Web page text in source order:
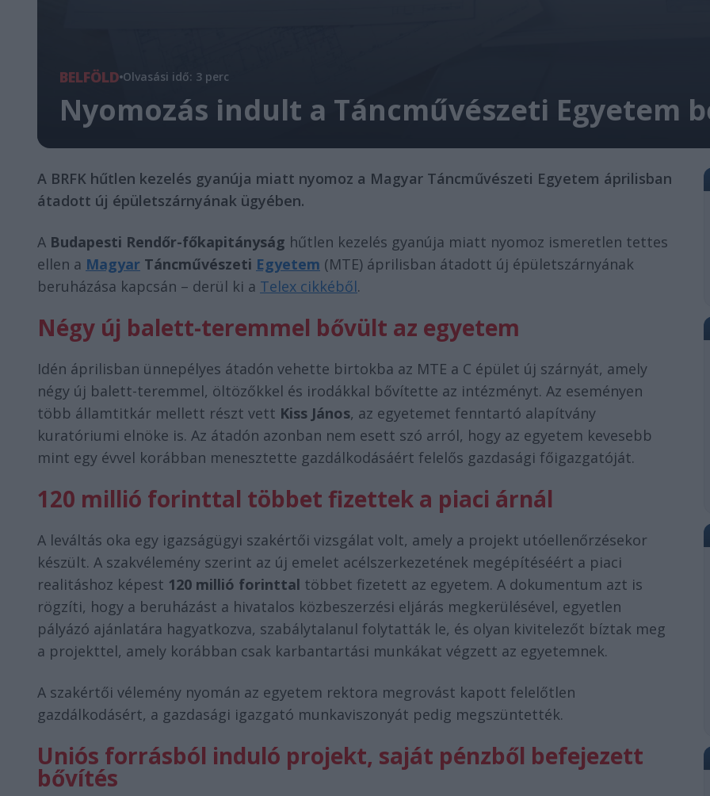
BELFÖLD Olvasási idő: 3 perc
Nyomozás indult a Táncművészeti Egyetem
A BRFK hűtlen kezelés gyanúja miatt nyomoz a Magyar Táncművészeti Egyetem áprilisban
átadott új épületszárnyának ügyében.
A Budapesti Rendőr-főkapitányság hűtlen kezelés gyanúja miatt nyomoz ismeretlen tettes
ellen a Magyar Táncművészeti Egyetem (MTE) áprilisban átadott új épületszárnyának
beruházása kapcsán – derül ki a Telex cikkéből.
Négy új balett-teremmel bővült az egyetem
Idén áprilisban ünnepélyes átadón vehette birtokba az MTE a C épület új szárnyát, amely
négy új balett-teremmel, öltözőkkel és irodákkal bővítette az intézményt. Az eseményen
több államtitkár mellett részt vett Kiss János, az egyetemet fenntartó alapítvány
kuratóriumi elnöke is. Az átadón azonban nem esett szó arról, hogy az egyetem kevesebb
mint egy évvel korábban menesztette gazdálkodásáért felelős gazdasági főigazgatóját.
120 millió forinttal többet fizettek a piaci árnál
A leváltás oka egy igazságügyi szakértői vizsgálat volt, amely a projekt utóellenőrzésekor
készült. A szakvélemény szerint az új emelet acélszerkezetének megépítéséért a piaci
realitáshoz képest 120 millió forinttal többet fizetett az egyetem. A dokumentum azt is
rögzíti, hogy a beruházást a hivatalos közbeszerzési eljárás megkerülésével, egyetlen
pályázó ajánlatára hagyatkozva, szabálytalanul folytatták le, és olyan kivitelezőt bíztak meg
a projekttel, amely korábban csak karbantartási munkákat végzett az egyetemnek.
A szakértői vélemény nyomán az egyetem rektora megrovást kapott felelőtlen
gazdálkodásért, a gazdasági igazgató munkaviszonyát pedig megszüntették.
Uniós forrásból induló projekt, saját pénzből befejezett
bővítés